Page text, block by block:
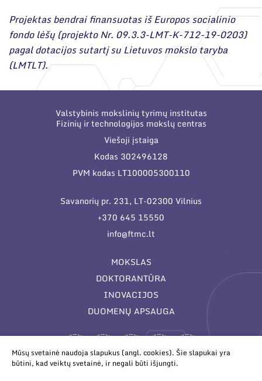
Informacija studentams
Informacija moksleiviams ir mokytojams
Nuo moksleivio iki mokslininko
Projektas bendrai finansuotas iš Europos socialinio
fondo lėšų (projekto Nr. 09.3.3-LMT-K-712-19-0203)
pagal dotacijos sutartį su Lietuvos mokslo taryba
(LMTLT).
Valstybinis mokslinių tyrimų institutas
Fizinių ir technologijos mokslų centras
Viešoji įstaiga
Kodas 302496128
PVM kodas LT100005300110
Savanorių pr. 231, LT-02300 Vilnius
+370 645 15550
info@ftmc.lt
MOKSLAS
DOKTORANTŪRA
INOVACIJOS
DUOMENŲ APSAUGA
Mūsų svetainė naudoja slapukus (angl. cookies). Šie slapukai yra
būtini, kad veiktų svetainė, ir negali būti išjungti.